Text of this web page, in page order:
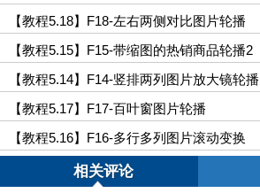
【教程5.18】F18-左右两侧对比图片轮播
【教程5.15】F15-带缩图的热销商品轮播2
【教程5.14】F14-竖排两列图片放大镜轮播
【教程5.17】F17-百叶窗图片轮播
【教程5.16】F16-多行多列图片滚动变换
相关评论